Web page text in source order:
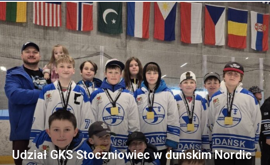
Udział GKS Stoczniowiec w duńskim Nordic